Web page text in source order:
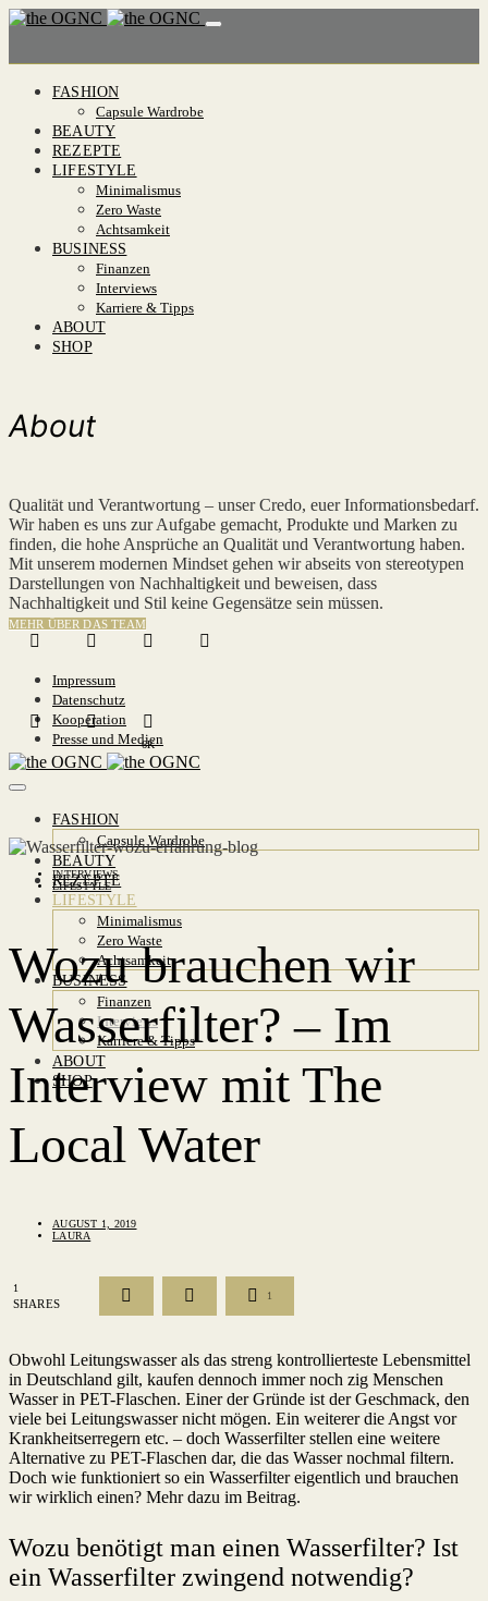
FASHION
Capsule Wardrobe
BEAUTY
REZEPTE
LIFESTYLE
Minimalismus
Zero Waste
Achtsamkeit
BUSINESS
Finanzen
Interviews
Karriere & Tipps
ABOUT
SHOP
About
Qualität und Verantwortung – unser Credo, euer Informationsbedarf.
Wir haben es uns zur Aufgabe gemacht, Produkte und Marken zu
finden, die hohe Ansprüche an Qualität und Verantwortung haben.
Mit unserem modernen Mindset gehen wir abseits von stereotypen
Darstellungen von Nachhaltigkeit und beweisen, dass
Nachhaltigkeit und Stil keine Gegensätze sein müssen.
MEHR ÜBER DAS TEAM
Impressum
Datenschutz
Kooperation
Presse und Medien
6K
FASHION
Capsule Wardrobe
BEAUTY
REZEPTE
LIFESTYLE
Minimalismus
Zero Waste
Achtsamkeit
BUSINESS
Finanzen
Interviews
Karriere & Tipps
ABOUT
SHOP
INTERVIEWS
LIFESTYLE
Wozu brauchen wir
Wasserfilter? – Im
Interview mit The
Local Water
AUGUST 1, 2019
LAURA
1
SHARES
1
Obwohl Leitungswasser als das streng kontrollierteste Lebensmittel
in Deutschland gilt, kaufen dennoch immer noch zig Menschen
Wasser in PET-Flaschen. Einer der Gründe ist der Geschmack, den
viele bei Leitungswasser nicht mögen. Ein weiterer die Angst vor
Krankheitserregern etc. – doch Wasserfilter stellen eine weitere
Alternative zu PET-Flaschen dar, die das Wasser nochmal filtern.
Doch wie funktioniert so ein Wasserfilter eigentlich und brauchen
wir wirklich einen? Mehr dazu im Beitrag.
Wozu benötigt man einen Wasserfilter? Ist
ein Wasserfilter zwingend notwendig?